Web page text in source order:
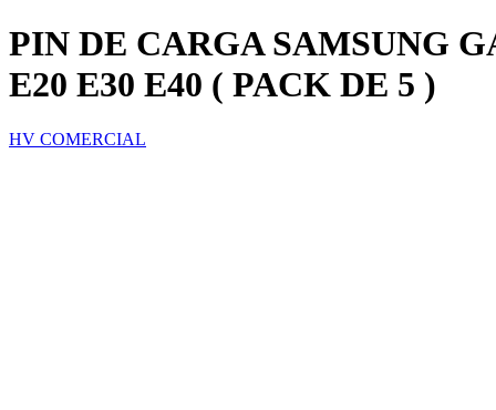
PIN DE CARGA SAMSUNG
E20 E30 E40 ( PACK DE 5 )
HV COMERCIAL